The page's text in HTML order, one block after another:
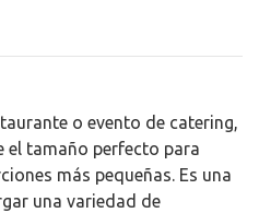
o evento de catering,
el tamaño perfecto para
más pequeñas. Es una
una variedad de